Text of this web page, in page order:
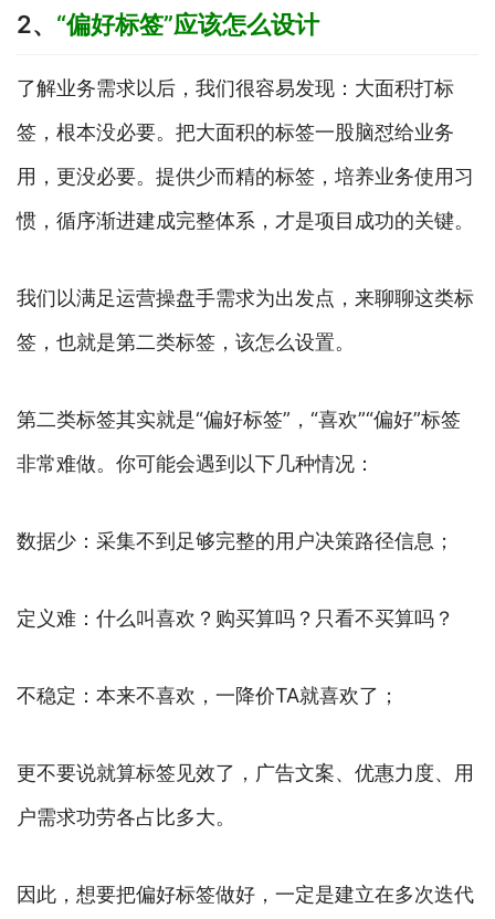
2、 “偏好标签”应该怎么设计
了解业务需求以后，我们很容易发现：大面积打标
签，根本没必要。把大面积的标签一股脑怼给业务
用，更没必要。提供少而精的标签，培养业务使用习
惯，循序渐进建成完整体系，才是项目成功的关键。
我们以满足运营操盘手需求为出发点，来聊聊这类标
签，也就是第二类标签，该怎么设置。
第二类标签其实就是“偏好标签”，“喜欢”“偏好”标签
非常难做。你可能会遇到以下几种情况：
数据少：采集不到足够完整的用户决策路径信息；
定义难：什么叫喜欢？购买算吗？只看不买算吗？
不稳定：本来不喜欢，一降价TA就喜欢了；
更不要说就算标签见效了，广告文案、优惠力度、用
户需求功劳各占比多大。
因此，想要把偏好标签做好，一定是建立在多次迭代